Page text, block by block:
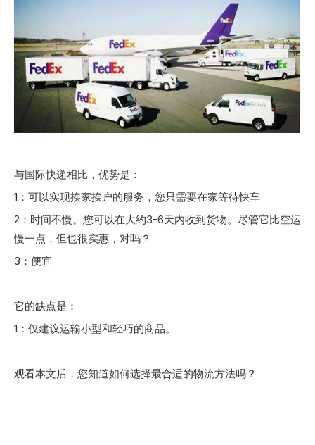
与国际快递相比，优势是：
1：可以实现挨家挨户的服务，您只需要在家等待快车
2：时间不慢。您可以在大约3-6天内收到货物。尽管它比空运
慢一点，但也很实惠，对吗？
3：便宜
它的缺点是：
1：仅建议运输小型和轻巧的商品。
观看本文后，您知道如何选择最合适的物流方法吗？